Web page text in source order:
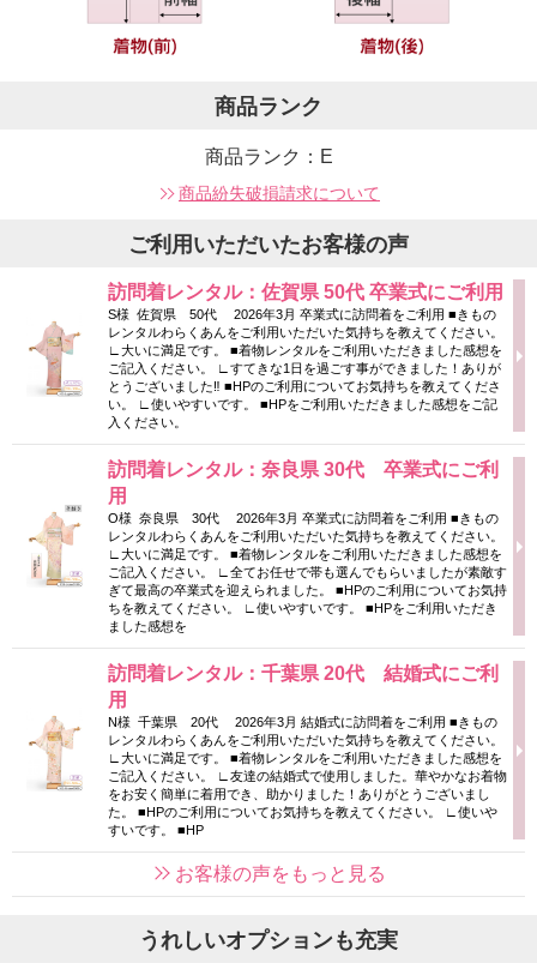
商品ランク
商品ランク：E
商品紛失破損請求について
ご利用いただいたお客様の声
訪問着レンタル：佐賀県 50代 卒業式にご利用
S様 佐賀県 50代 2026年3月 卒業式に訪問着をご利用 ■きもの
レンタルわらくあんをご利用いただいた気持ちを教えてください。
∟大いに満足です。 ■着物レンタルをご利用いただきました感想を
ご記入ください。 ∟すてきな1日を過ごす事ができました！ありが
とうございました‼ ■HPのご利用についてお気持ちを教えてくださ
い。 ∟使いやすいです。 ■HPをご利用いただきました感想をご記
入ください。
訪問着レンタル：奈良県 30代 卒業式にご利
用
O様 奈良県 30代 2026年3月 卒業式に訪問着をご利用 ■きもの
レンタルわらくあんをご利用いただいた気持ちを教えてください。
∟大いに満足です。 ■着物レンタルをご利用いただきました感想を
ご記入ください。 ∟全てお任せで帯も選んでもらいましたが素敵す
ぎて最高の卒業式を迎えられました。 ■HPのご利用についてお気持
ちを教えてください。 ∟使いやすいです。 ■HPをご利用いただき
ました感想を
訪問着レンタル：千葉県 20代 結婚式にご利
用
N様 千葉県 20代 2026年3月 結婚式に訪問着をご利用 ■きもの
レンタルわらくあんをご利用いただいた気持ちを教えてください。
∟大いに満足です。 ■着物レンタルをご利用いただきました感想を
ご記入ください。 ∟友達の結婚式で使用しました。華やかなお着物
をお安く簡単に着用でき、助かりました！ありがとうございまし
た。 ■HPのご利用についてお気持ちを教えてください。 ∟使いや
すいです。 ■HP
お客様の声をもっと見る
うれしいオプションも充実